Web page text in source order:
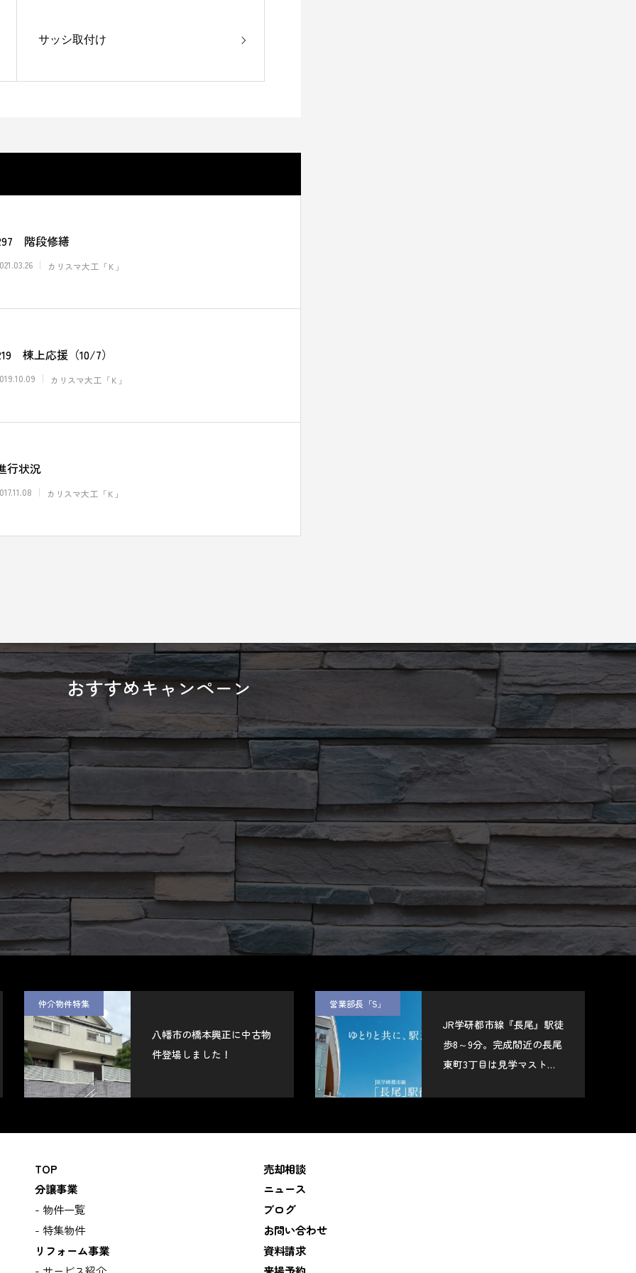
サッシ取付け
階段修繕
カリスマ大工「Ｋ」
棟上応援（10/7）
カリスマ大工「Ｋ」
行状況
カリスマ大工「Ｋ」
おすすめキャンペーン
仲介物件特集
八幡市の橋本興正に中古物
件登場しました！
営業部長「S」
JR学研都市線『長尾』駅徒
歩8～9分。完成間近の長尾
東町3丁目は見学マスト物
TOP
分譲事業
物件一覧
特集物件
リフォーム事業
売却相談
ニュース
ブログ
お問い合わせ
資料請求